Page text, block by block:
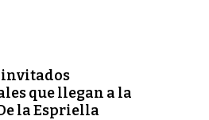
invitados
que llegan a la
la Espriella